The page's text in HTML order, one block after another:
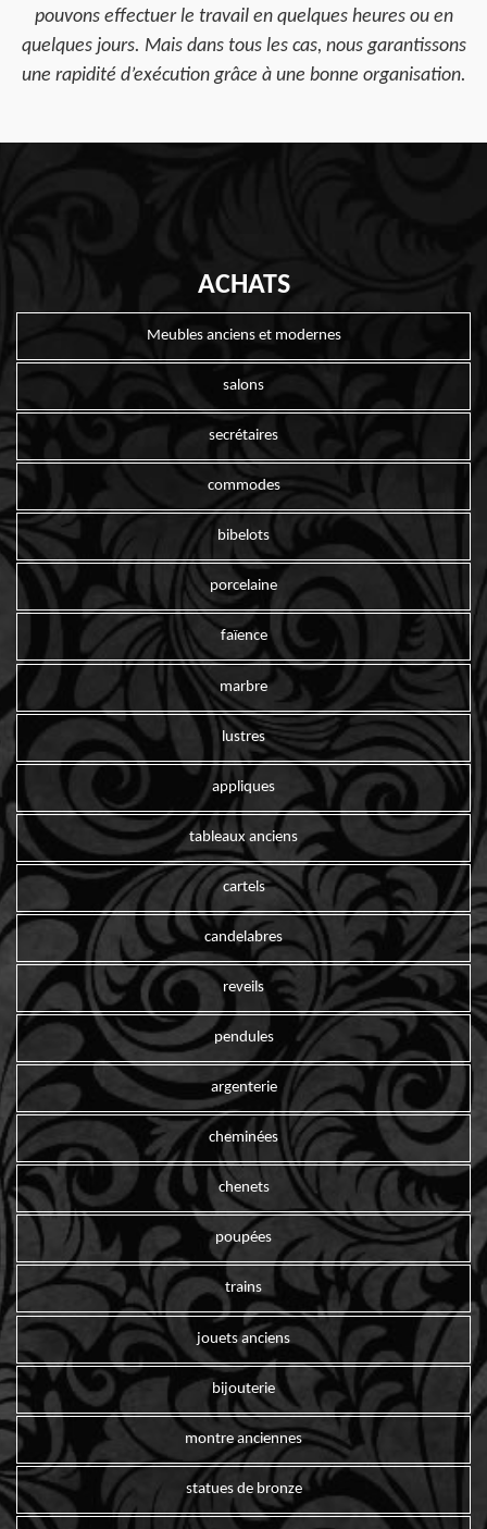
pouvons effectuer le travail en quelques heures ou en
quelques jours. Mais dans tous les cas, nous garantissons
une rapidité d’exécution grâce à une bonne organisation.
ACHATS
Meubles anciens et modernes
salons
secrétaires
commodes
bibelots
porcelaine
faïence
marbre
lustres
appliques
tableaux anciens
cartels
candelabres
reveils
pendules
argenterie
cheminées
chenets
poupées
trains
jouets anciens
bijouterie
montre anciennes
statues de bronze